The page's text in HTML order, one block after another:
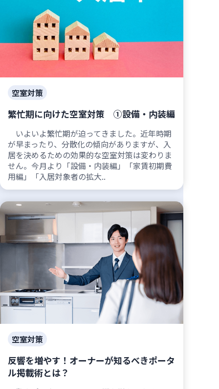
空室対策
繁忙期に向けた空室対策 ①設備・内装編
いよいよ繁忙期が迫ってきました。近年時期
が早まったり、分散化の傾向がありますが、入
居を決めるための効果的な空室対策は変わりま
せん。今月より「設備・内装編」「家賃初期費
用編」「入居対象者の拡大..
空室対策
反響を増やす！オーナーが知るべきポータ
ル掲載術とは？